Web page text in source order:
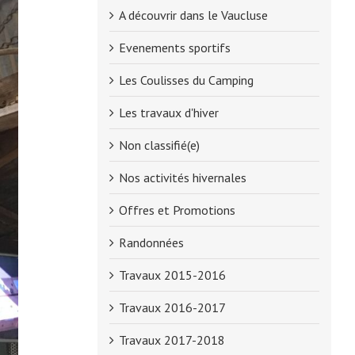
A découvrir dans le Vaucluse
Evenements sportifs
Les Coulisses du Camping
Les travaux d'hiver
Non classifié(e)
Nos activités hivernales
Offres et Promotions
Randonnées
Travaux 2015-2016
Travaux 2016-2017
Travaux 2017-2018